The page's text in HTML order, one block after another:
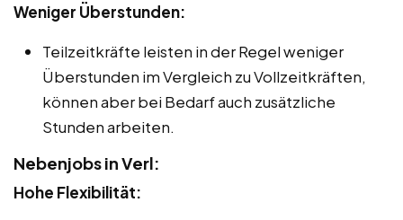
Weniger Überstunden:
Teilzeitkräfte leisten in der Regel weniger
Überstunden im Vergleich zu Vollzeitkräften,
können aber bei Bedarf auch zusätzliche
Stunden arbeiten.
Nebenjobs in Verl:
Hohe Flexibilität: